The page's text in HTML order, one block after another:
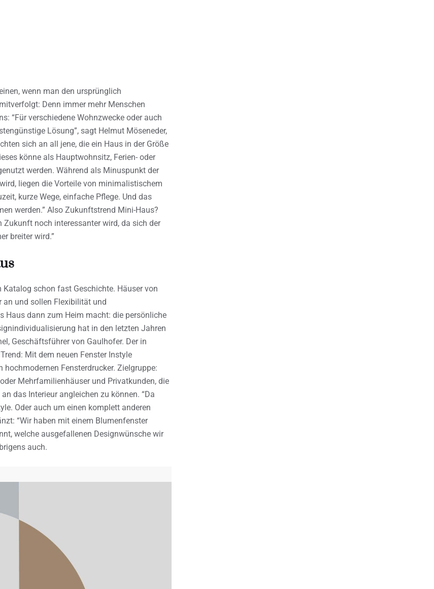
wenn man den ursprünglich
Denn immer mehr Menschen
“Für verschiedene Wohnzwecke oder auch
Lösung”, sagt Helmut Möseneder,
sich an all jene, die ein Haus in der Größe
könne als Hauptwohnsitz, Ferien- oder
werden. Während als Minuspunkt der
liegen die Vorteile von minimalistischem
kurze Wege, einfache Pflege. Und das
werden.” Also Zukunftstrend Mini-Haus?
Zukunft noch interessanter wird, da sich der
breiter wird.”
schon fast Geschichte. Häuser von
an und sollen Flexibilität und
dann zum Heim macht: die persönliche
hat in den letzten Jahren
Geschäftsführer von Gaulhofer. Der in
Mit dem neuen Fenster Instyle
Fensterdrucker. Zielgruppe:
Mehrfamilienhäuser und Privatkunden, die
das Interieur angleichen zu können. “Da
Oder auch um einen komplett anderen
“Wir haben mit einem Blumenfenster
welche ausgefallenen Designwünsche wir
auch.